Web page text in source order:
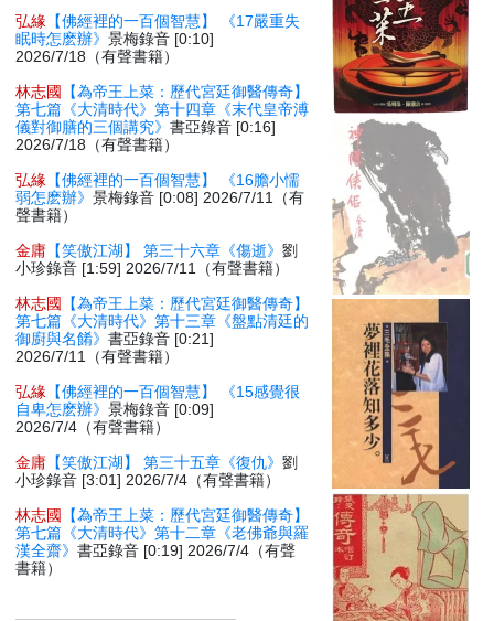
弘緣 【佛經裡的一百個智慧】 《17嚴重失
眠時怎麽辦》景梅錄音 [0:10]
2026/7/18（有聲書籍）
林志國
【為帝王上菜：歷代宮廷御醫傳奇】
第七篇《大清時代》第十四章《末代皇帝溥
儀對御膳的三個講究》書亞錄音 [0:16]
2026/7/18（有聲書籍）
弘緣 【佛經裡的一百個智慧】 《16膽小懦
弱怎麽辦》景梅錄音 [0:08] 2026/7/11（有
聲書籍）
金庸 【笑傲江湖】 第三十六章《傷逝》劉
小珍錄音 [1:59] 2026/7/11（有聲書籍）
林志國
【為帝王上菜：歷代宮廷御醫傳奇】
第七篇《大清時代》第十三章《盤點清廷的
御廚與名餚》書亞錄音 [0:21]
2026/7/11（有聲書籍）
弘緣 【佛經裡的一百個智慧】 《15感覺很
自卑怎麽辦》景梅錄音 [0:09]
2026/7/4（有聲書籍）
金庸 【笑傲江湖】 第三十五章《復仇》劉
小珍錄音 [3:01] 2026/7/4（有聲書籍）
林志國
【為帝王上菜：歷代宮廷御醫傳奇】
第七篇《大清時代》第十二章《老佛爺與羅
漢全齋》書亞錄音 [0:19] 2026/7/4（有聲
書籍）